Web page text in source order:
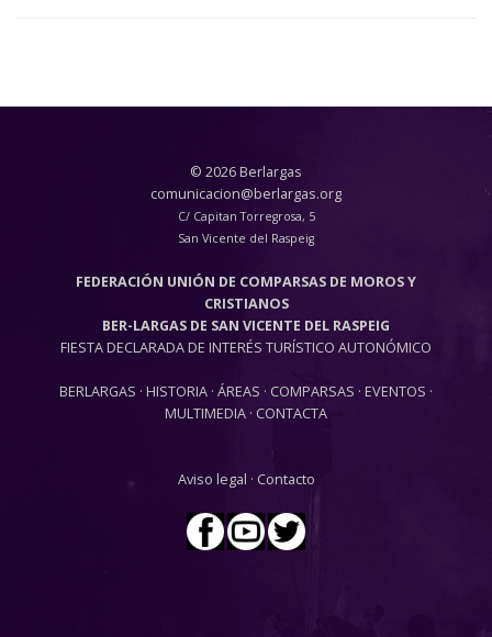
© 2026 Berlargas
comunicacion@berlargas.org
C/ Capitan Torregrosa, 5
San Vicente del Raspeig
FEDERACIÓN UNIÓN DE COMPARSAS DE MOROS Y
CRISTIANOS
BER-LARGAS DE SAN VICENTE DEL RASPEIG
FIESTA DECLARADA DE INTERÉS TURÍSTICO AUTONÓMICO
BERLARGAS · HISTORIA · ÁREAS · COMPARSAS · EVENTOS ·
MULTIMEDIA · CONTACTA
Aviso legal · Contacto